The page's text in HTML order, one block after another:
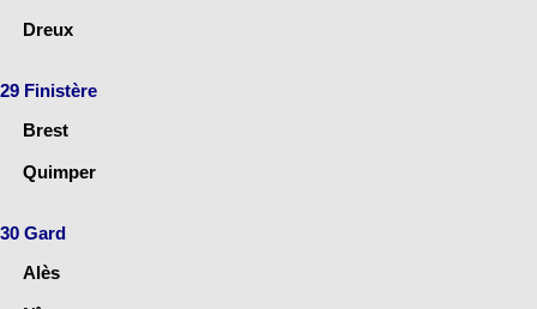
Dreux
29 Finistère
Brest
Quimper
30 Gard
Alès